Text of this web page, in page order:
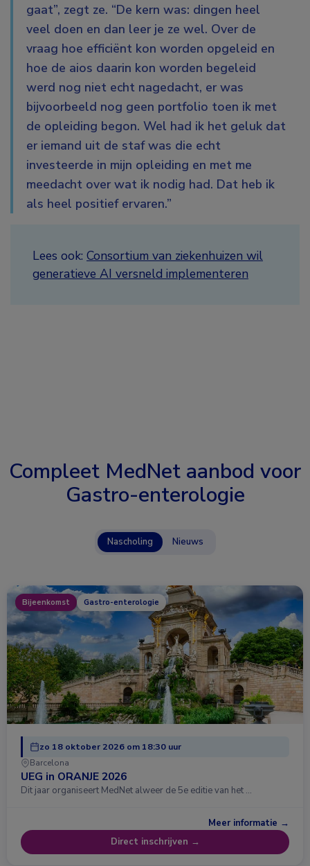
gaat”, zegt ze. “De kern was: dingen heel
veel doen en dan leer je ze wel. Over de
vraag hoe efficiënt kon worden opgeleid en
hoe de aios daarin kon worden begeleid
werd nog niet echt nagedacht, er was
bijvoorbeeld nog geen portfolio toen ik met
de opleiding begon. Wel had ik het geluk dat
er iemand uit de staf was die echt
investeerde in mijn opleiding en met me
meedacht over wat ik nodig had. Dat heb ik
als heel positief ervaren.”
Lees ook: Consortium van ziekenhuizen wil
generatieve AI versneld implementeren
Compleet MedNet aanbod voor
Gastro-enterologie
Nascholing Nieuws
Bijeenkomst Gastro-enterologie
zo 18 oktober 2026 om 18:30 uur
Barcelona
UEG in ORANJE 2026
Dit jaar organiseert MedNet alweer de 5e editie van het …
Meer informatie →
Direct inschrijven →